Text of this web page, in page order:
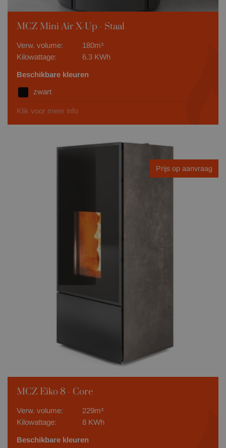
MCZ Mini Air X-Up - Staal
Verw. volume:
180m³
Kilowattage:
6.3 KWh
Beschikbare kleuren
zwart
Klik voor meer info
Prijs op aanvraag
MCZ Eiko 8 - Core
Verw. volume:
229m³
Kilowattage:
8 KWh
Beschikbare kleuren